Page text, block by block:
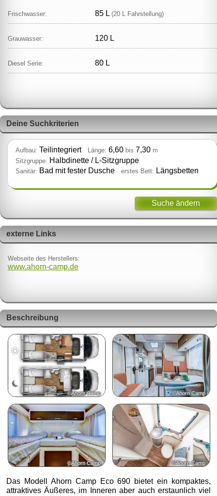
Frischwasser: 85 L (20 L Fahrstellung)
Grauwasser: 120 L
Diesel Serie: 80 L
Deine Suchkriterien
Aufbau: Teilintegriert Länge: 6,60 bis 7,30 m
Sitzgruppe: Halbdinette / L‑Sitzgruppe
Sanitär: Bad mit fester Dusche erstes Bett: Längsbetten
Suche ändern
externe Links
Webseite des Herstellers:
www.ahorn-camp.de
Beschreibung
©Ahorn Camp ©Ahorn Camp
©Ahorn Camp ©Ahorn Camp
Das Modell Ahorn Camp Eco 690 bietet ein kompaktes,
attraktives Äußeres, im Inneren aber auch erstaunlich viel